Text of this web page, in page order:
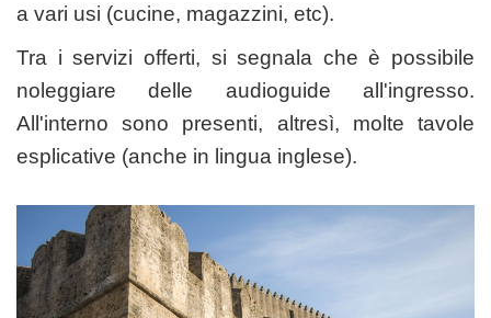
a vari usi (cucine, magazzini, etc).
Tra i servizi offerti, si segnala che è possibile
noleggiare delle audioguide all'ingresso.
All'interno sono presenti, altresì, molte tavole
esplicative (anche in lingua inglese).